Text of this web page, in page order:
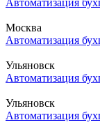
Автоматизация
Москва
Автоматизация
Ульяновск
Автоматизация
Ульяновск
Автоматизация